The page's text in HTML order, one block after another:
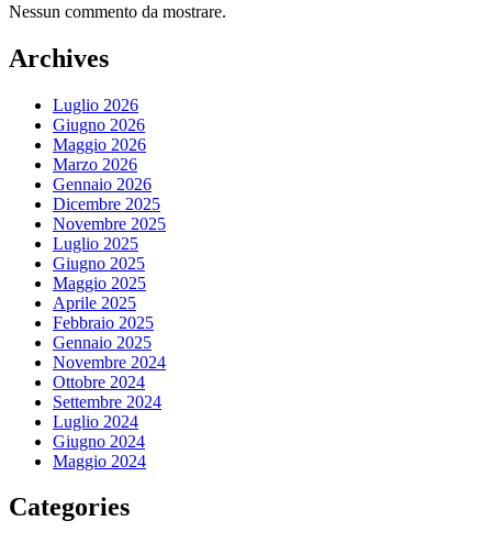
Nessun commento da mostrare.
Archives
Luglio 2026
Giugno 2026
Maggio 2026
Marzo 2026
Gennaio 2026
Dicembre 2025
Novembre 2025
Luglio 2025
Giugno 2025
Maggio 2025
Aprile 2025
Febbraio 2025
Gennaio 2025
Novembre 2024
Ottobre 2024
Settembre 2024
Luglio 2024
Giugno 2024
Maggio 2024
Categories